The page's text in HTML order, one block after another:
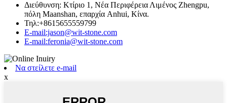
Διεύθυνση: Κτίριο 1, Νέα Περιφέρεια Λιμένος Zhengpu,
πόλη Maanshan, επαρχία Anhui, Κίνα.
Τηλ:+8615655559799
E-mail:jason@wit-stone.com
E-mail:feronia@wit-stone.com
Να στείλετε e-mail
x